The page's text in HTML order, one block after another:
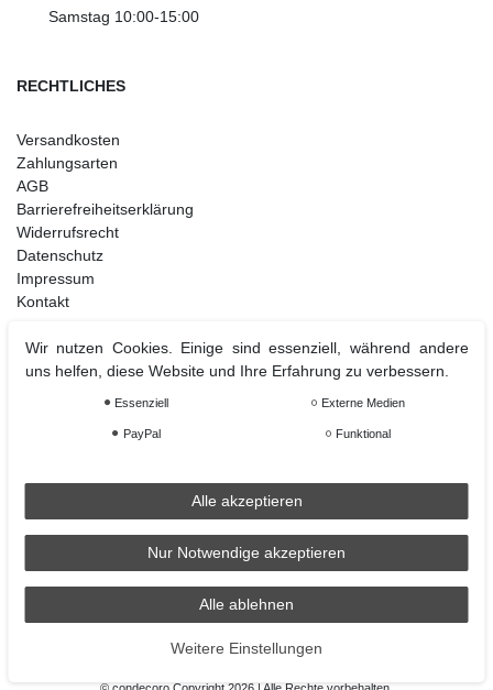
Samstag 10:00-15:00
RECHTLICHES
Versandkosten
Zahlungsarten
AGB
Barrierefreiheitserklärung
Widerrufsrecht
Datenschutz
Impressum
Kontakt
Christbaumschmuck
Christbaumkugel
Räder Lichthaus
Wir nutzen Cookies. Einige sind essenziell, während andere
uns helfen, diese Website und Ihre Erfahrung zu verbessern.
Essenziell Externe Medien
PayPal Funktional
Alle akzeptieren
Nur Notwendige akzeptieren
Alle ablehnen
Weitere Einstellungen